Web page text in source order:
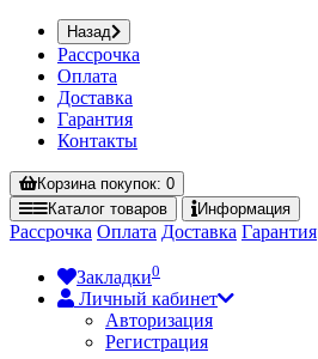
Назад
Рассрочка
Оплата
Доставка
Гарантия
Контакты
Корзинапокупок: 0
Каталог товаров Информация
Рассрочка Оплата Доставка Гарантия
Закладки0
Личный кабинет
Авторизация
Регистрация